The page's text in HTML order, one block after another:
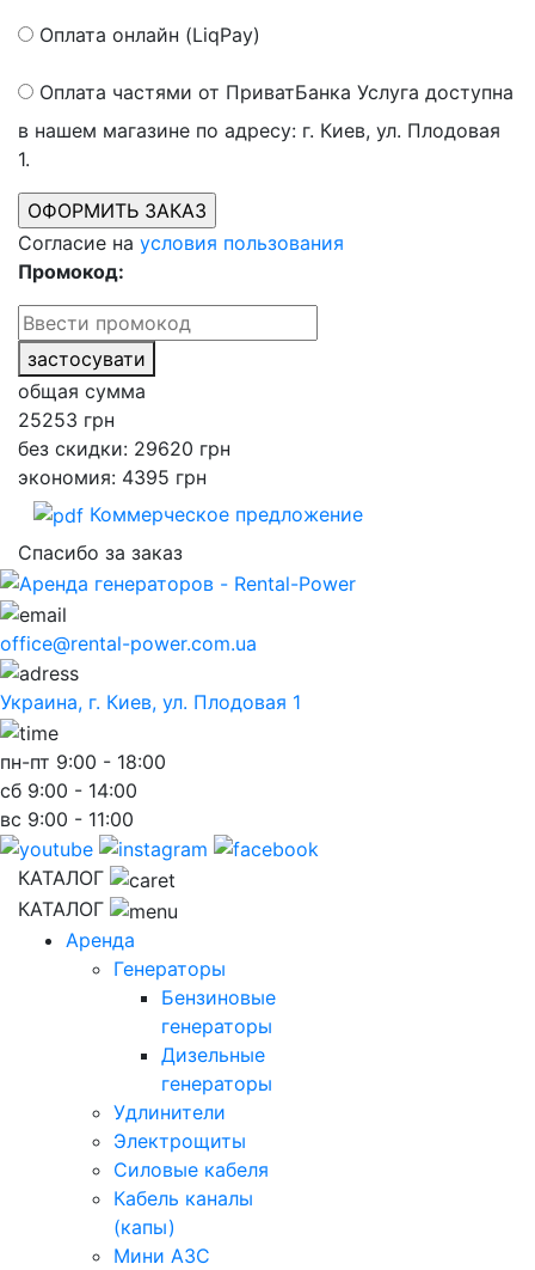
Оплата онлайн (LiqPay)
Оплата частями от ПриватБанка Услуга доступна
в нашем магазине по адресу: г. Киев, ул. Плодовая
1.
Согласие на условия пользования
Промокод:
застосувати
общая сумма
25253 грн
без скидки: 29620 грн
экономия: 4395 грн
Коммерческое предложение
Спасибо за заказ
office@rental-power.com.ua
Украина, г. Киев, ул. Плодовая 1
пн-пт 9:00 - 18:00
сб 9:00 - 14:00
вс 9:00 - 11:00
КАТАЛОГ
КАТАЛОГ
Аренда
Генераторы
Бензиновые
генераторы
Дизельные
генераторы
Удлинители
Электрощиты
Силовые кабеля
Кабель каналы
(капы)
Мини АЗС